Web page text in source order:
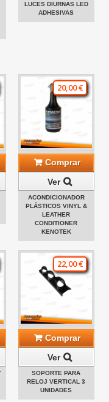
LUCES DIURNAS LED
ADHESIVAS
20,00 €
Comprar
Ver
ACONDICIONADOR
PLÁSTICOS VINYL &
LEATHER
CONDITIONER
KENOTEK
22,00 €
Comprar
Ver
SOPORTE PARA
RELOJ VERTICAL 3
UNIDADES